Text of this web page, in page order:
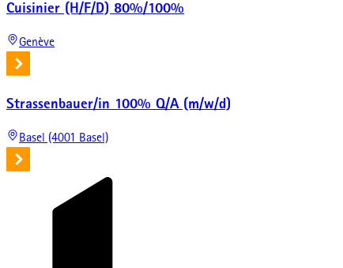
Cuisinier (H/F/D) 80%/100%
Genève
Strassenbauer/in 100% Q/A (m/w/d)
Basel (4001 Basel)